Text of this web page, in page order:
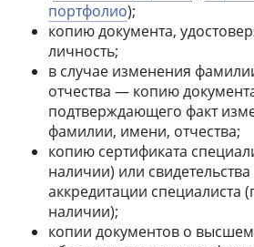
портфолио);
копию документа,
личность;
в случае изменения
отчества — копию
подтверждающего факт
фамилии, имени, отчества;
копию сертификата
наличии) или
аккредитации специалиста
наличии);
копии документов о высшем